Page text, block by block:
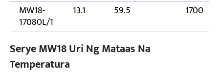
MW18-
17080L/1
13.1 59.5 1700
Serye MW18 Uri Ng Mataas Na
Temperatura